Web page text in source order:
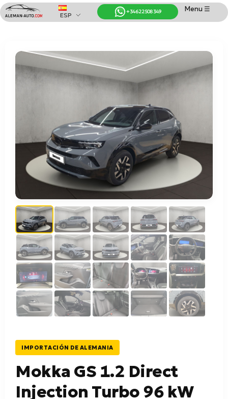
Coches de Alemania
Importación de Coches de Alemania
Menu ☰
+34 622 508 349
ESP
IMPORTACIÓN DE ALEMANIA
Mokka GS 1.2 Direct
Injection Turbo 96 kW